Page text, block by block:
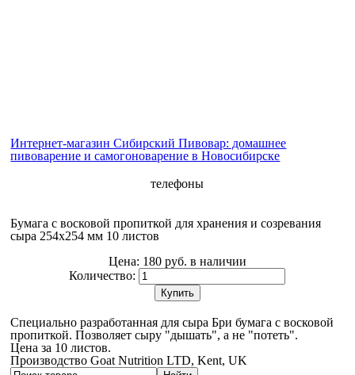
Интернет-магазин Сибирский Пивовар: домашнее
пивоварение и самогоноварение в Новосибирске
телефоны
Бумага с восковой пропиткой для хранения и созревания
сыра 254х254 мм 10 листов
Цена: 180 руб. в наличии
Количество:
Купить
Специально разработанная для сыра Бри бумага с восковой
пропиткой. Позволяет сыру "дышать", а не "потеть".
Цена за 10 листов.
Производство Goat Nutrition LTD, Kent, UK